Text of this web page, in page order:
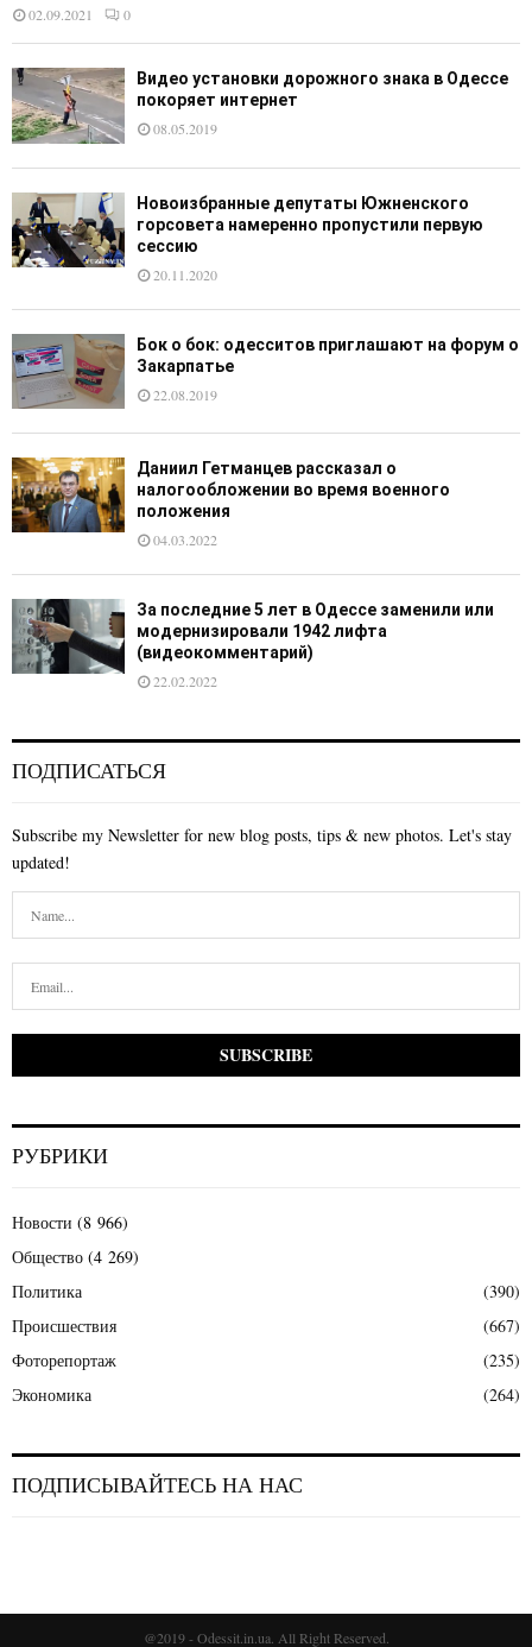
02.09.2021
0
Видео установки дорожного знака в Одессе
покоряет интернет
08.05.2019
Новоизбранные депутаты Южненского
горсовета намеренно пропустили первую
сессию
20.11.2020
Бок о бок: одесситов приглашают на форум о
Закарпатье
22.08.2019
Даниил Гетманцев рассказал о
налогообложении во время военного
положения
04.03.2022
За последние 5 лет в Одессе заменили или
модернизировали 1942 лифта
(видеокомментарий)
22.02.2022
ПОДПИСАТЬСЯ
Subscribe my Newsletter for new blog posts, tips & new photos. Let's stay
updated!
РУБРИКИ
Новости (8 966)
Общество (4 269)
Политика
(390)
Происшествия
(667)
Фоторепортаж
(235)
Экономика
(264)
ПОДПИСЫВАЙТЕСЬ НА НАС
@2019 - Odessit.in.ua. All Right Reserved.